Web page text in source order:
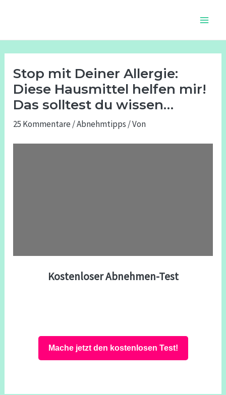
Stop mit Deiner Allergie:
Diese Hausmittel helfen mir!
Das solltest du wissen…
25 Kommentare /Abnehmtipps / Von
Kostenloser Abnehmen-Test
Mache jetzt den kostenlosen Test!